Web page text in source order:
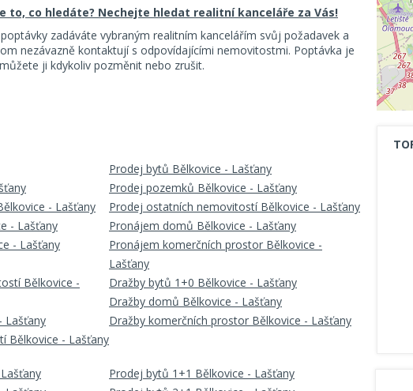
to, co hledáte? Nechejte hledat realitní kanceláře za Vás!
zadáváte vybraným realitním kancelářím svůj požadavek a
nezávazně kontaktují s odpovídajícími nemovitostmi. Poptávka je
ji kdykoliv pozměnit nebo zrušit.
Prodej bytů Bělkovice - Lašťany
Prodej pozemků Bělkovice - Lašťany
- Lašťany
Prodej ostatních nemovitostí Bělkovice - Lašťany
- Lašťany
Pronájem domů Bělkovice - Lašťany
- Lašťany
Pronájem komerčních prostor Bělkovice -
Lašťany
Bělkovice -
Dražby bytů 1+0 Bělkovice - Lašťany
Dražby domů Bělkovice - Lašťany
Lašťany
Dražby komerčních prostor Bělkovice - Lašťany
Bělkovice - Lašťany
Prodej bytů 1+1 Bělkovice - Lašťany